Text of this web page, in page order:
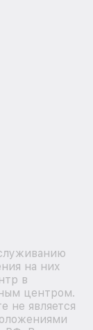
на них
в
центром.
не является